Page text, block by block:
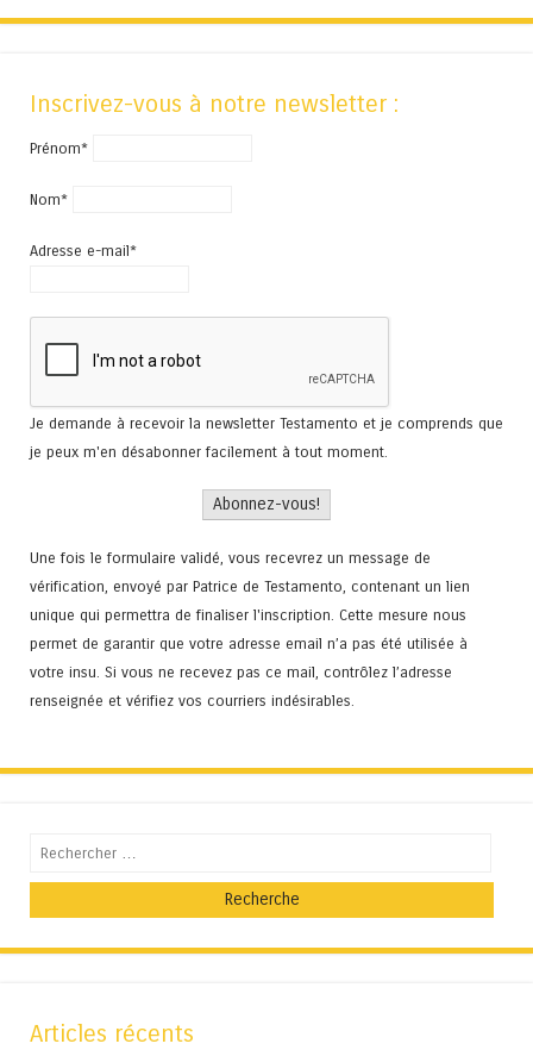
Inscrivez-vous à notre newsletter :
Prénom*
Nom*
Adresse e-mail*
Je demande à recevoir la newsletter Testamento et je comprends que
je peux m'en désabonner facilement à tout moment.
Une fois le formulaire validé, vous recevrez un message de
vérification, envoyé par Patrice de Testamento, contenant un lien
unique qui permettra de finaliser l'inscription. Cette mesure nous
permet de garantir que votre adresse email n’a pas été utilisée à
votre insu. Si vous ne recevez pas ce mail, contrôlez l’adresse
renseignée et vérifiez vos courriers indésirables.
Recherche
Articles récents